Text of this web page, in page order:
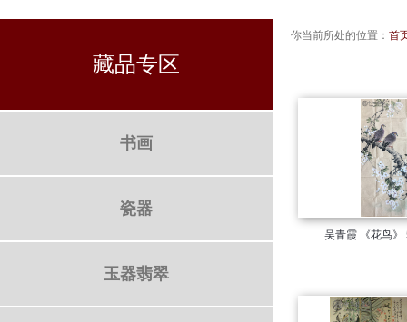
藏品专区
书画
瓷器
玉器翡翠
你当前所处的位置： 首
吴青霞 《